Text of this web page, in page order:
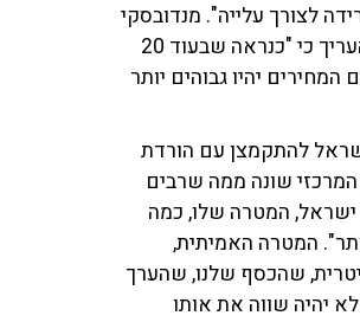
לצורך עלייה". מנדובסקי
קבע כי "ירידה לצורך עלייה זה נתון סטטיסטי שאי אפשר להתווכח איתו". הוא העריך כי "כנראה שבעוד 20
התבררה כזמנית, כקצרה וכהזדמנות לקנות. כנראה שבעוד 20 שנים המחירים יהיו גבוהים יותר
להתקמצן עם הורדת
שונה ממה שרבים
ישראל, המטרה שלו, כמה
המטרה האמיתית,
שהכסף שלנו, שהערך
יהיה שווה את אותו